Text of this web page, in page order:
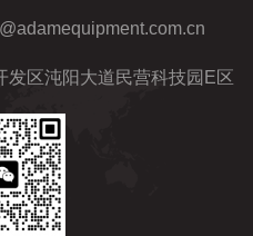
发区沌阳大道民营科技园E区